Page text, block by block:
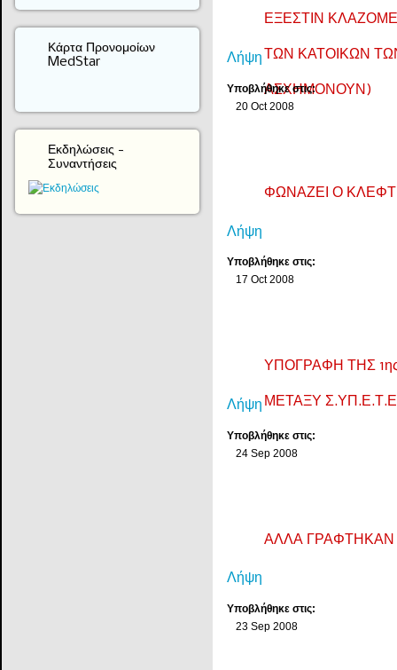
ΕΞΕΣΤΙΝ
ΤΩΝ ΚΑΤΟΙΚΩΝ
ΑΣΧΗΜΟΝΟΥΝ)
Λήψη
Υποβλήθηκε στις:
20 Oct 2008
ΦΩΝΑΖΕΙ Ο
Λήψη
Υποβλήθηκε στις:
17 Oct 2008
ΥΠΟΓΡΑΦΗ ΤΗΣ
ΜΕΤΑΞΥ
Λήψη
Υποβλήθηκε στις:
24 Sep 2008
ΑΛΛΑ
Λήψη
Υποβλήθηκε στις:
23 Sep 2008
Κάρτα Προνομοίων
MedStar
Εκδηλώσεις -
Συναντήσεις